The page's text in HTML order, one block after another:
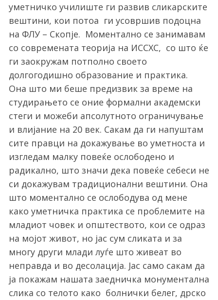
уметничко училиште ги развив сликарските
вештини, кои потоа ги усовршив подоцна
на ФЛУ – Скопје. Моментално се занимавам
со современата теорија на ИССХС, со што ќе
ги заокружам потполно своето
долгогодишно образование и практика.
Она што ми беше предизвик за време на
студирањето се оние формални академски
стеги и можеби апсолутното ограничување
и влијание на 20 век. Сакам да ги напуштам
сите правци на докажување во уметноста и
изгледам малку повеќе ослободено и
радикално, што значи дека повеќе себеси не
си докажувам традиционални вештини. Она
што моментално се ослободува од мене
како уметничка практика се проблемите на
младиот човек и општеството, кои се одраз
на мојот живот, но јас сум сликата и за
многу други млади луѓе што живеат во
неправда и во десолација. Јас само сакам да
ја покажам нашата заедничка монументална
слика со телото како болнички белег, дрско